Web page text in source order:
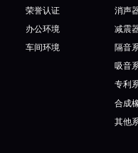
荣誉认证
办公环境
车间环境
消声
减震
隔音
吸音
专利
合成
其他